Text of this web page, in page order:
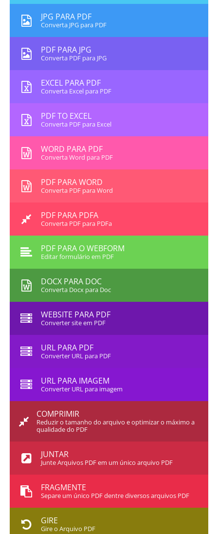
JPG PARA PDF
Converta JPG para PDF
PDF PARA JPG
Converta PDF para JPG
EXCEL PARA PDF
Converta Excel para PDF
PDF TO EXCEL
Converta PDF para Excel
WORD PARA PDF
Converta Word para PDF
PDF PARA WORD
Converta PDF para Word
PDF PARA PDFA
Converta PDF para PDFa
PDF PARA O WEBFORM
Editar formulário em PDF
DOCX PARA DOC
Converta Docx para Doc
WEBSITE PARA PDF
Converter site em PDF
URL PARA PDF
Converter URL para PDF
URL PARA IMAGEM
Converter URL para imagem
COMPRIMIR
Reduzir o tamanho do arquivo e optimizar o máximo a
qualidade do PDF
JUNTAR
Junte Arquivos PDF em um único arquivo PDF
FRAGMENTE
Separe um único PDF dentre diversos arquivos PDF
GIRE
Gire o Arquivo PDF